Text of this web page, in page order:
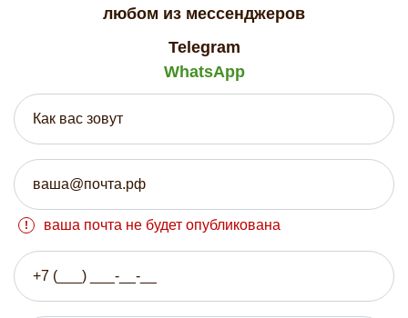
любом из мессенджеров
Telegram
WhatsApp
ваша почта не будет опубликована